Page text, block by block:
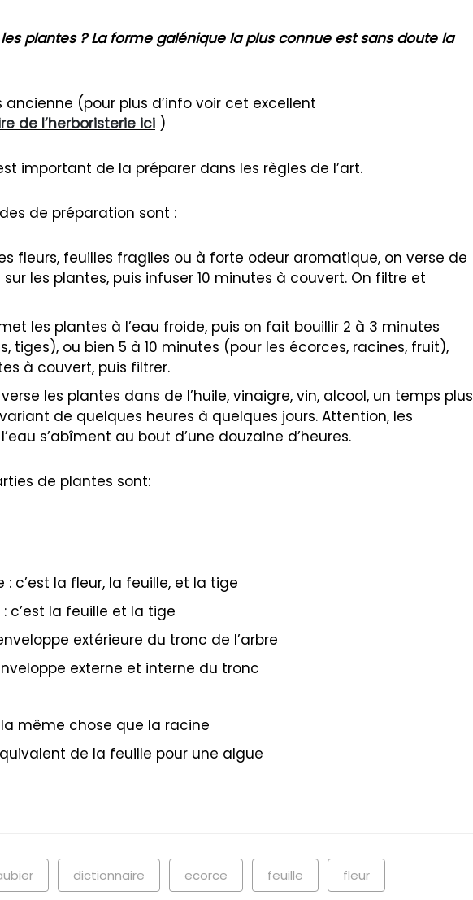
plantes ? La forme galénique la plus connue est sans doute la
ancienne (pour plus d’info voir cet excellent
de l’herboristerie ici )
important de la préparer dans les règles de l’art.
de préparation sont :
fleurs, feuilles fragiles ou à forte odeur aromatique, on verse de
sur les plantes, puis infuser 10 minutes à couvert. On filtre et
les plantes à l’eau froide, puis on fait bouillir 2 à 3 minutes
tiges), ou bien 5 à 10 minutes (pour les écorces, racines, fruit),
à couvert, puis filtrer.
les plantes dans de l’huile, vinaigre, vin, alcool, un temps plus
de quelques heures à quelques jours. Attention, les
s’abîment au bout d’une douzaine d’heures.
de plantes sont:
: c’est la fleur, la feuille, et la tige
c’est la feuille et la tige
extérieure du tronc de l’arbre
externe et interne du tronc
la même chose que la racine
de la feuille pour une algue
dictionnaire ecorce feuille fleur